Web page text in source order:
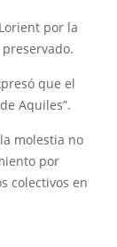
por la
que el
Aquiles”.
molestia no
por
colectivos en